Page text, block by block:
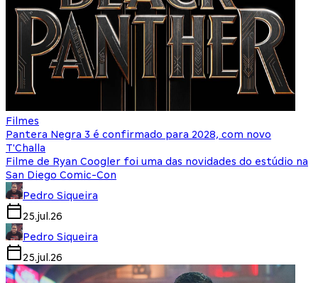
Filmes
Pantera Negra 3 é confirmado para 2028, com novo
T'Challa
Filme de Ryan Coogler foi uma das novidades do estúdio na
San Diego Comic-Con
Pedro Siqueira
25.jul.26
Pedro Siqueira
25.jul.26